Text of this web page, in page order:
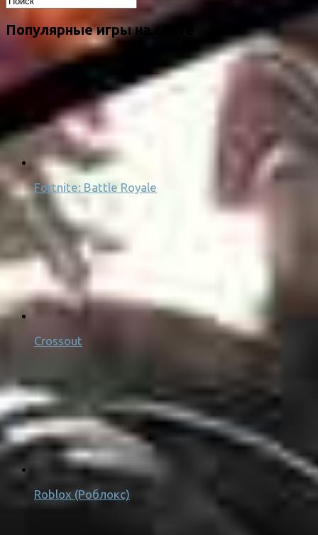
Популярные игры на сайте
Fortnite: Battle Royale
Crossout
Roblox (Роблокс)